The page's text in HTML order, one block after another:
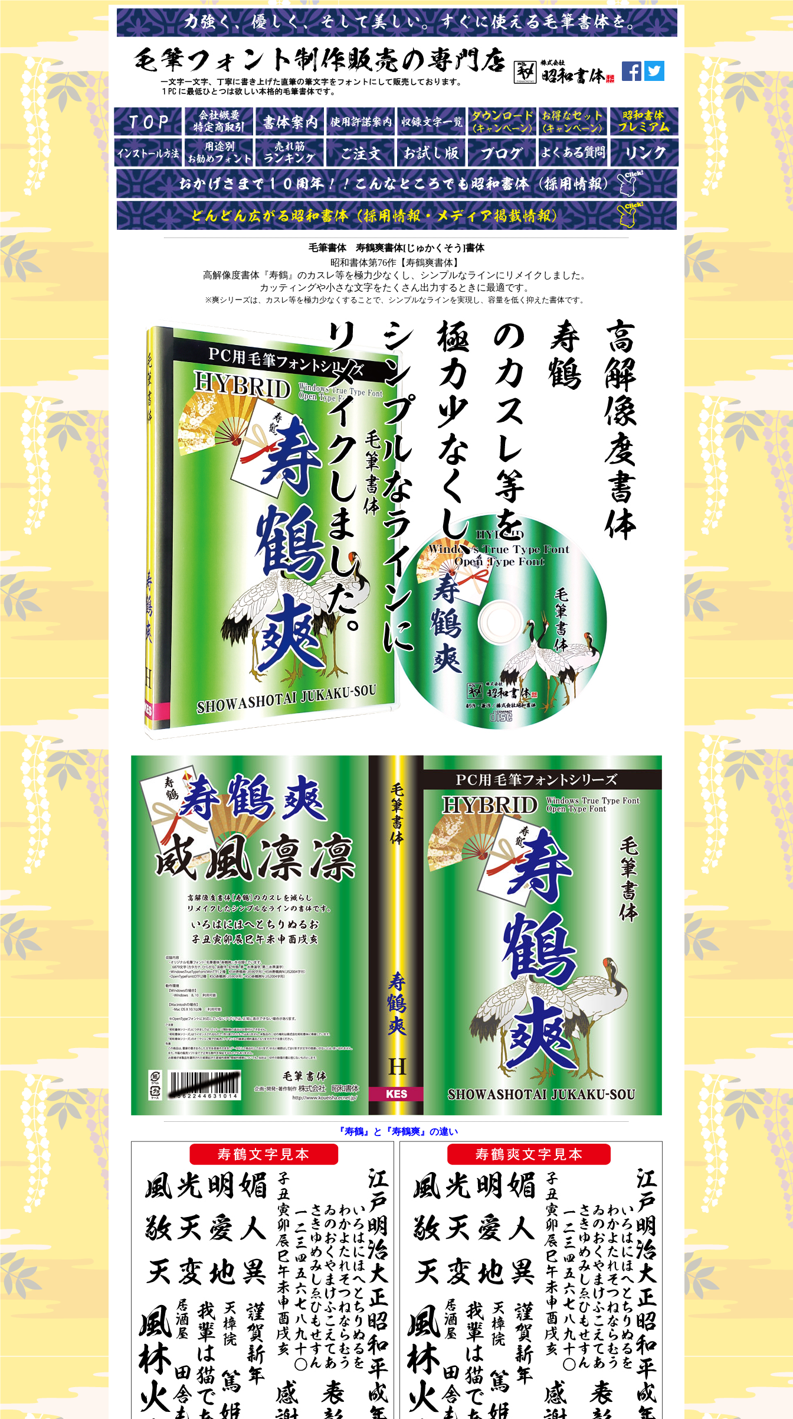
毛筆書体 寿鶴爽書体[じゅかくそう]書体
昭和書体第76作【寿鶴爽書体】
高解像度書体『寿鶴』のカスレ等を極力少なくし、シンプルなラインにリメイクしました。
カッティングや小さな文字をたくさん出力するときに最適です。
※爽シリーズは、カスレ等を極力少なくすることで、シンプルなラインを実現し、容量を低く抑えた書体です。
『寿鶴』と『寿鶴爽』の違い